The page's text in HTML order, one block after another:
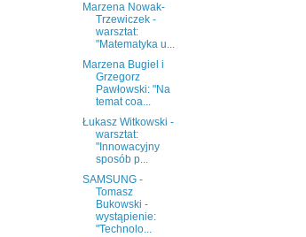
Marzena Nowak-
Trzewiczek -
warsztat:
"Matematyka u...
Marzena Bugiel i
Grzegorz
Pawłowski: "Na
temat coa...
Łukasz Witkowski -
warsztat:
"Innowacyjny
sposób p...
SAMSUNG -
Tomasz
Bukowski -
wystąpienie:
"Technolo...